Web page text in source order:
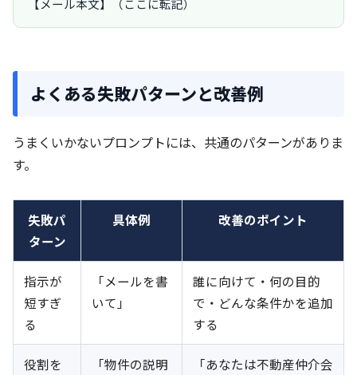
よくある失敗パターンと改善例
うまくいかないプロンプトには、共通のパターンがありま
す。
失敗パ
ターン
具体例 改善のポイント
指示が
短すぎ
る
「メールを書
いて」
誰に向けて・何の目的
で・どんな条件かを追加
する
役割を
「物件の説明
「あなたは不動産仲介会